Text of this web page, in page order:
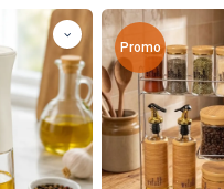
Promo